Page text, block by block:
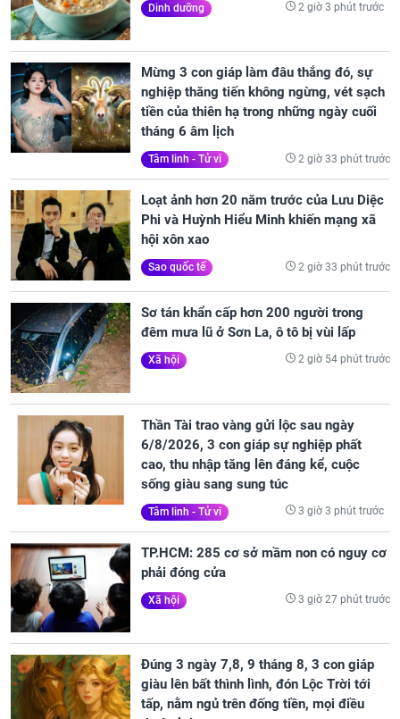
Dinh dưỡng 2 giờ 3 phút trước
Mừng 3 con giáp làm đâu thắng đó, sự
nghiệp thăng tiến không ngừng, vét sạch
tiền của thiên hạ trong những ngày cuối
tháng 6 âm lịch
Tâm linh - Tử vi 2 giờ 33 phút trước
Loạt ảnh hơn 20 năm trước của Lưu Diệc
Phi và Huỳnh Hiểu Minh khiến mạng xã
hội xôn xao
Sao quốc tế 2 giờ 33 phút trước
Sơ tán khẩn cấp hơn 200 người trong
đêm mưa lũ ở Sơn La, ô tô bị vùi lấp
Xã hội 2 giờ 54 phút trước
Thần Tài trao vàng gửi lộc sau ngày
6/8/2026, 3 con giáp sự nghiệp phất
cao, thu nhập tăng lên đáng kể, cuộc
sống giàu sang sung túc
Tâm linh - Tử vi 3 giờ 3 phút trước
TP.HCM: 285 cơ sở mầm non có nguy cơ
phải đóng cửa
Xã hội 3 giờ 27 phút trước
Đúng 3 ngày 7,8, 9 tháng 8, 3 con giáp
giàu lên bất thình lình, đón Lộc Trời tới
tấp, nằm ngủ trên đống tiền, mọi điều